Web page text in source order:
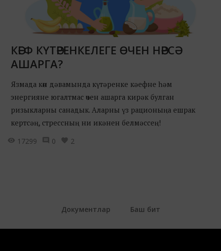
КӘЕФ КҮТӘРЕНКЕЛЕГЕ ӨЧЕН НӘРСӘ
АШАРГА?
Язмада көн дәвамында күтәренке кәефне һәм
энергияне югалтмас өчен ашарга кирәк булган
ризыкларны санадык. Аларны үз рационыңа ешрак
кертсәң, стрессның ни икәнен белмәссең!
17299
0 2
Документлар Баш бит